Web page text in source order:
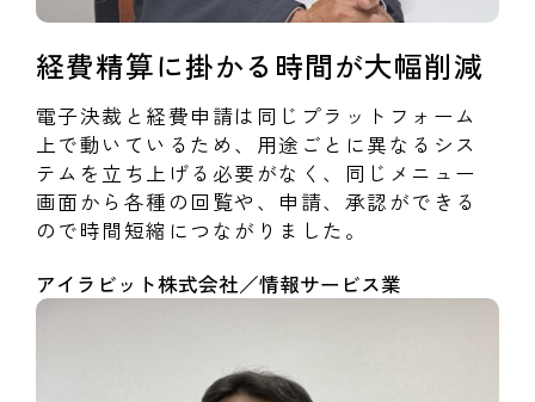
経費精算に掛かる時間が大幅削減
電子決裁と経費申請は同じプラットフォーム
上で動いているため、用途ごとに異なるシス
テムを立ち上げる必要がなく、同じメニュー
画面から各種の回覧や、申請、承認ができる
ので時間短縮につながりました。
アイラビット株式会社／情報サービス業